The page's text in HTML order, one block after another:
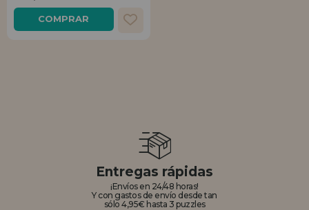
REGISTRO DISTRIBUIDOR
COMPRAR
Entregas rápidas
¡Envíos en 24/48 horas!
Y con gastos de envío desde tan
sólo 4,95€ hasta 3 puzzles